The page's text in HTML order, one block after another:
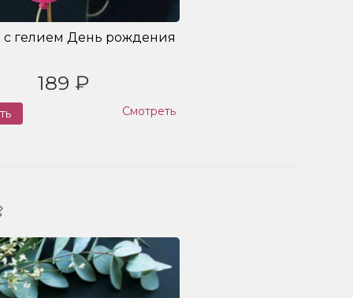
гелием День рождения
189 ₽
Смотреть